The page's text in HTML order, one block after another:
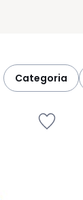
categoria